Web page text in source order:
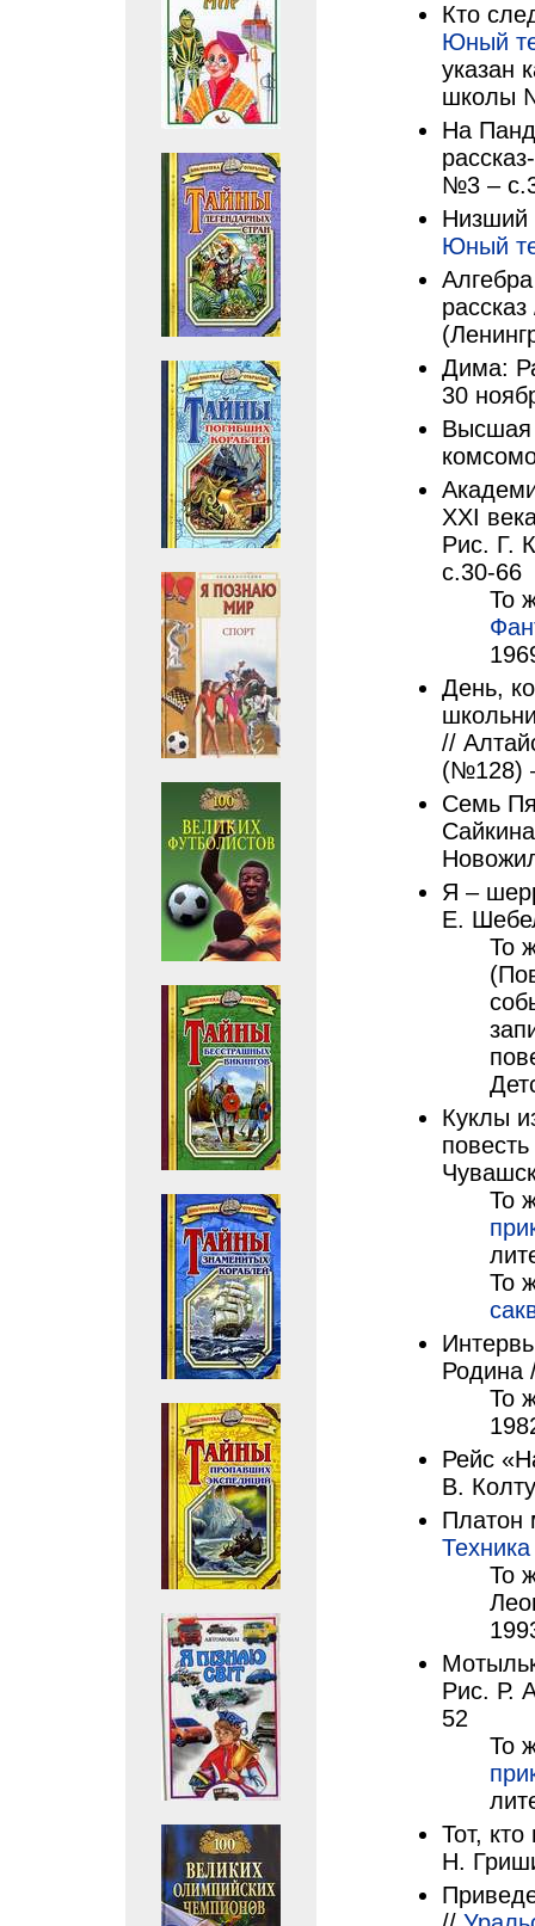
Кто
Юный
указан
школы
На
№3 –
Низший
Юный
Дима:
30
Высшая
ХХI
Рис. Г.
с.30-66
То
День,
//
(№128)
Семь
Я –
Е.
То
Куклы
То
То
Родина
То
Рейс
В.
Платон
То
Рис. Р.
52
То
Тот,
Н.